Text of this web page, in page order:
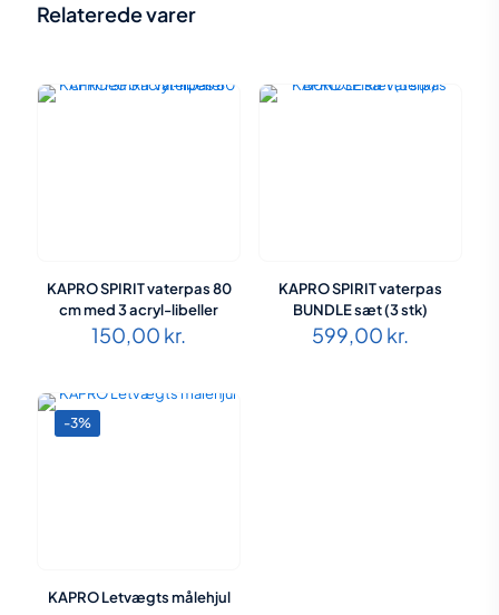
Relaterede varer
KAPRO SPIRIT vaterpas 80
cm med 3 acryl-libeller
150,00 kr.
KAPRO SPIRIT vaterpas
BUNDLE sæt (3 stk)
599,00 kr.
-3%
KAPRO Letvægts målehjul